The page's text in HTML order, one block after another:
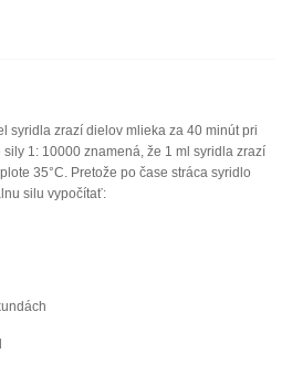
syridla zrazí dielov mlieka za 40 minút pri
1: 10000 znamená, že 1 ml syridla zrazí
35°C. Pretože po čase stráca syridlo
silu vypočítať: